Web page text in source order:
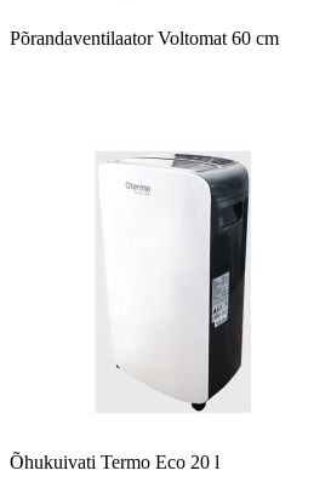
Põrandaventilaator Voltomat 60 cm
Õhukuivati Termo Eco 20 l